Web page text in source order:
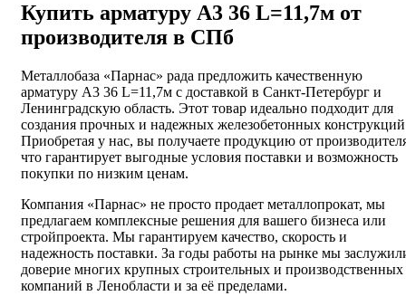
Купить арматуру А3 36 L=11,7м от
производителя в СПб
Металлобаза «Парнас» рада предложить качественную
арматуру А3 36 L=11,7м с доставкой в Санкт-Петербург и
Ленинградскую область. Этот товар идеально подходит для
создания прочных и надежных железобетонных
Приобретая у нас, вы получаете продукцию от
что гарантирует выгодные условия поставки и возможность
покупки по низким ценам.
Компания «Парнас» не просто продает металлопрокат, мы
предлагаем комплексные решения для вашего бизнеса или
стройпроекта. Мы гарантируем качество, скорость и
надежность поставки. За годы работы на рынке мы
доверие многих крупных строительных и производственных
компаний в Ленобласти и за её пределами.